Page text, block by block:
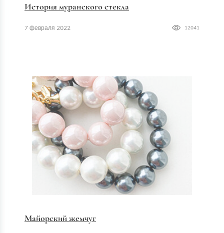
История муранского стекла
7 февраля 2022 12041
Майорский жемчуг